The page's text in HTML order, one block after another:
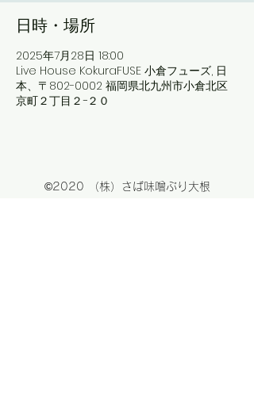
日時・場所
2025年7月28日 18:00
Live House KokuraFUSE 小倉フューズ, 日
本、〒802-0002 福岡県北九州市小倉北区
京町２丁目２−２０
©2020 （株）さば味噌ぶり大根